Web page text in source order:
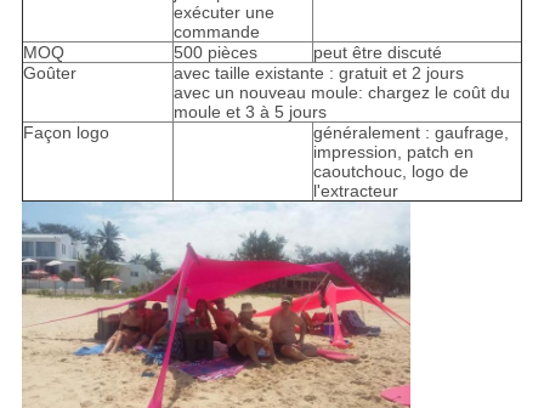
exécuter une
commande
MOQ 500 pièces
peut être discuté
Goûter
avec taille existante : gratuit et 2 jours
avec un nouveau moule: chargez le coût du
moule et 3 à 5 jours
Façon logo
généralement : gaufrage,
impression, patch en
caoutchouc, logo de
l'extracteur